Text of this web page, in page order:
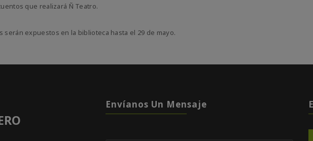
que realizará Ñ Teatro.
serán expuestos en la biblioteca hasta el 29 de mayo.
Envíanos Un Mensaje